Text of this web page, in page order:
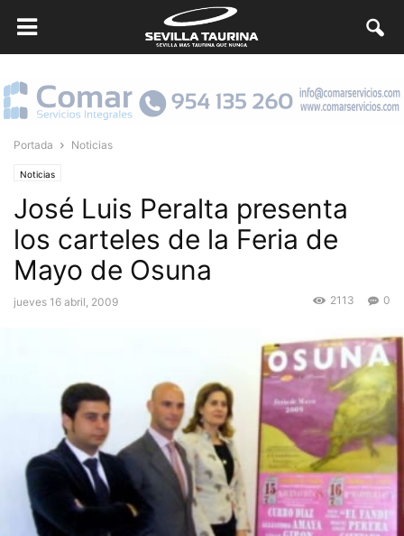
Portada Noticias
Noticias
José Luis Peralta presenta
los carteles de la Feria de
Mayo de Osuna
jueves 16 abril, 2009 0
2113